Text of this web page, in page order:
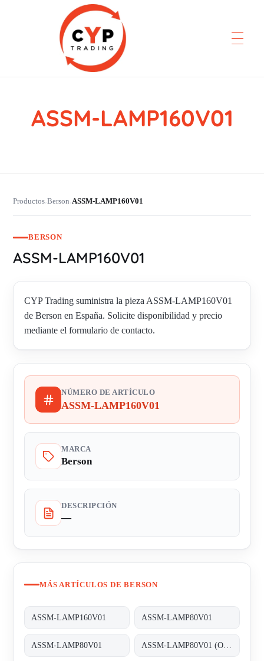
CYP Trading
Professionelle Ersatzteilbeschaffung
ASSM-LAMP160V01
Productos›Berson›ASSM-LAMP160V01
BERSON
ASSM-LAMP160V01
CYP Trading suministra la pieza ASSM-LAMP160V01
de Berson en España. Solicite disponibilidad y precio
mediante el formulario de contacto.
NÚMERO DE ARTÍCULO
ASSM-LAMP160V01
MARCA
Berson
DESCRIPCIÓN
—
MÁS ARTÍCULOS DE BERSON
ASSM-LAMP160V01 ASSM-LAMP80V01
ASSM-LAMP80V01